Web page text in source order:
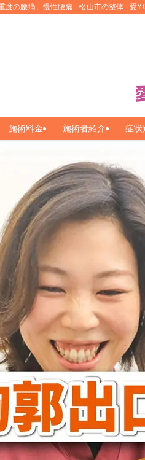
の腰痛、慢性腰痛 | 松山市の整体 | 愛
施術料金 施術者紹介 症状